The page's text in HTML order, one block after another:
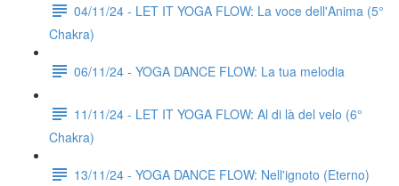
04/11/24 - LET IT YOGA FLOW: La voce dell'Anima (5°
Chakra)
06/11/24 - YOGA DANCE FLOW: La tua melodia
11/11/24 - LET IT YOGA FLOW: Al di là del velo (6°
Chakra)
13/11/24 - YOGA DANCE FLOW: Nell'ignoto (Eterno)